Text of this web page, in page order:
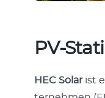
PV-
HEC Solarist